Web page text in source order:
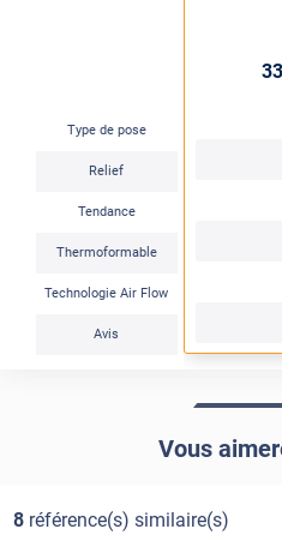
Type de pose
Relief
Tendance
Thermoformable
Technologie Air Flow
Avis
33
Vous
8référence(s) similaire(s)